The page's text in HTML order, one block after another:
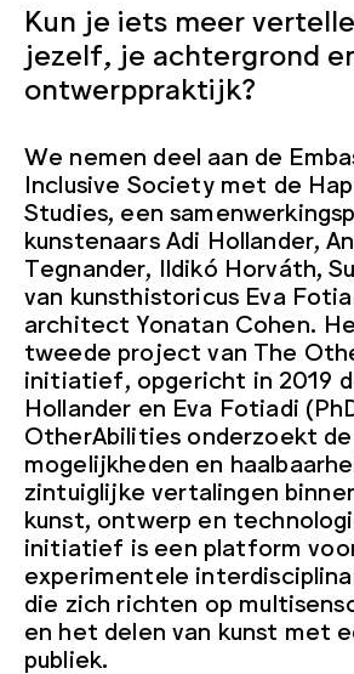
Kun je iets meer
jezelf, je achtergrond
ontwerppraktijk?
We nemen deel aan de
Inclusive Society met de
Studies, een
kunstenaars Adi Hollander,
Tegnander, Ildikó Horváth,
van kunsthistoricus Eva
architect Yonatan Cohen.
tweede project van The
initiatief, opgericht in 2019
Hollander en Eva Fotiadi
OtherAbilities onderzoekt
mogelijkheden en
zintuiglijke vertalingen
kunst, ontwerp en
initiatief is een platform
experimentele
die zich richten op
en het delen van kunst met
publiek.